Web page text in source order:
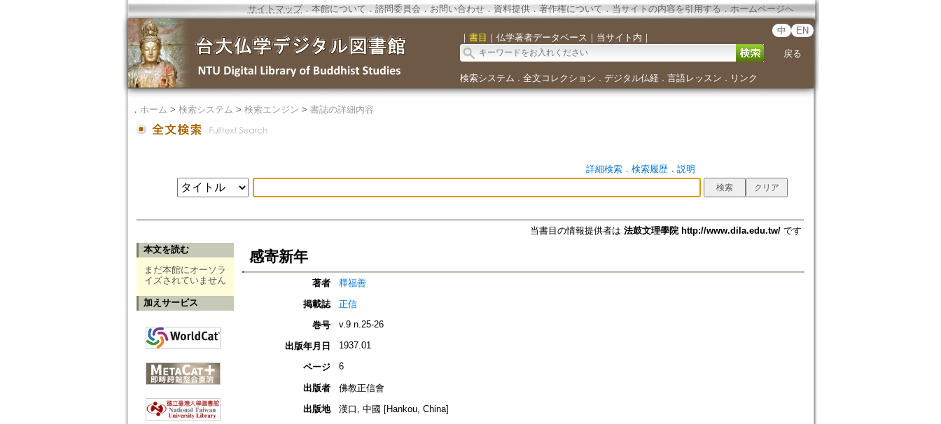
サイトマップ．本館について ． 諮問委員会． お問い合わせ． 資料提供． 著作権について．当サイトの内容を引用する ． ホームページへ
｜ 書目 ｜ 仏学著者データベース ｜ 当サイト内 ｜
中 EN
戻る
検索システム ． 全文コレクション ． デジタル仏経． 言語レッスン ． リンク
． ホーム > 検索システム > 検索エンジン > 書誌の詳細内容
詳細検索． 検索履歴． 説明
当書目の情報提供者は 法鼓文理學院 http://www.dila.edu.tw/です
本文を読む
まだ本館にオーソラ
イズされていません
加えサービス
感寄新年
著者
釋福善
掲載誌
正信
巻号
v.9 n.25-26
出版年月日 1937.01
ページ 6
出版者
佛教正信會
出版地
漢口, 中國 [Hankou, China]